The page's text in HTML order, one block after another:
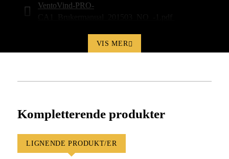
VentoVind-PRO-
VIS MER
Kompletterende produkter
LIGNENDE PRODUKT/ER